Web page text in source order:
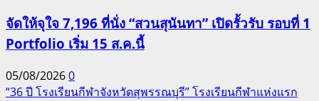
จัดให้จุใจ 7,196 ที่นั่ง “สวนสุนันทา” เปิดรั้วรับ รอบที่ 1
Portfolio เริ่ม 15 ส.ค.นี้
05/08/20260
“36 ปี โรงเรียนกีฬาจังหวัดสุพรรณบุรี” โรงเรียนกีฬาแห่งแรก